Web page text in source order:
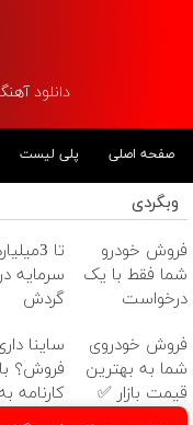
دانلود آهنگ جدید
صفحه اصلی پلی لیست
وبگردی
فروش خودرو
شما فقط با یک
درخواست
تا
سرمایه در
گردش
ثبت کن
فروش خودروی
شما به بهترین
قیمت بازار ✅
ساینا
فروش؟ با
کارنامه
بهترین